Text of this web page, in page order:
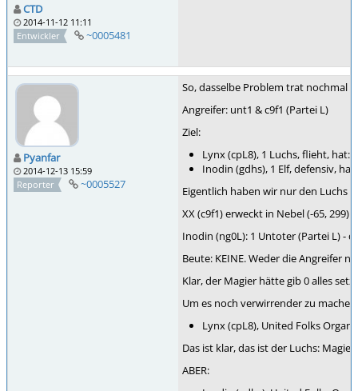
CTD
2014-11-12 11:11
Entwickler
~0005481
Pyanfar
2014-12-13 15:59
Reporter
~0005527
So, dasselbe Problem trat nochmal
Angreifer: unt1 & c9f1 (Partei L)
Ziel:
Lynx (cpL8), 1 Luchs, flieht, hat:
Inodin (gdhs), 1 Elf, defensiv,
Eigentlich haben wir nur den Luchs
XX (c9f1) erweckt in Nebel (-65, 299)
Inodin (ng0L): 1 Untoter (Partei L) -
Beute: KEINE. Weder die Angreifer
Klar, der Magier hätte gib 0 alles
Um es noch verwirrender zu
Lynx (cpL8), United Folks
Das ist klar, das ist der Luchs:
ABER: